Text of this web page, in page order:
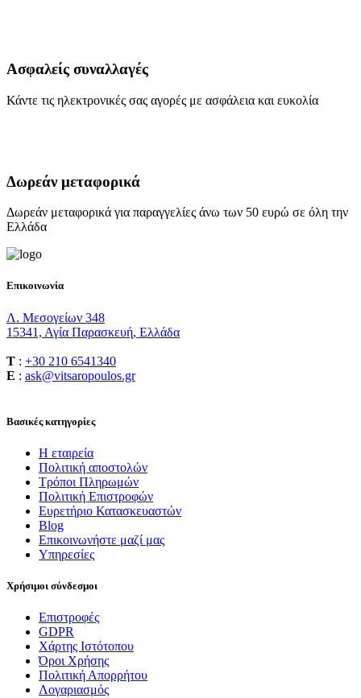
Ασφαλείς συναλλαγές
Κάντε τις ηλεκτρονικές σας αγορές με ασφάλεια και ευκολία
Δωρεάν μεταφορικά
Δωρεάν μεταφορικά για παραγγελίες άνω των 50 ευρώ σε όλη την
Ελλάδα
Επικοινωνία
Λ. Μεσογείων 348
15341, Αγία Παρασκευή, Ελλάδα
T : +30 210 6541340
E : ask@vitsaropoulos.gr
Βασικές κατηγορίες
Η εταιρεία
Πολιτική αποστολών
Τρόποι Πληρωμών
Πολιτική Επιστροφών
Ευρετήριο Κατασκευαστών
Blog
Επικοινωνήστε μαζί μας
Υπηρεσίες
Χρήσιμοι σύνδεσμοι
Επιστροφές
GDPR
Χάρτης Ιστότοπου
Όροι Χρήσης
Πολιτική Απορρήτου
Λογαριασμός